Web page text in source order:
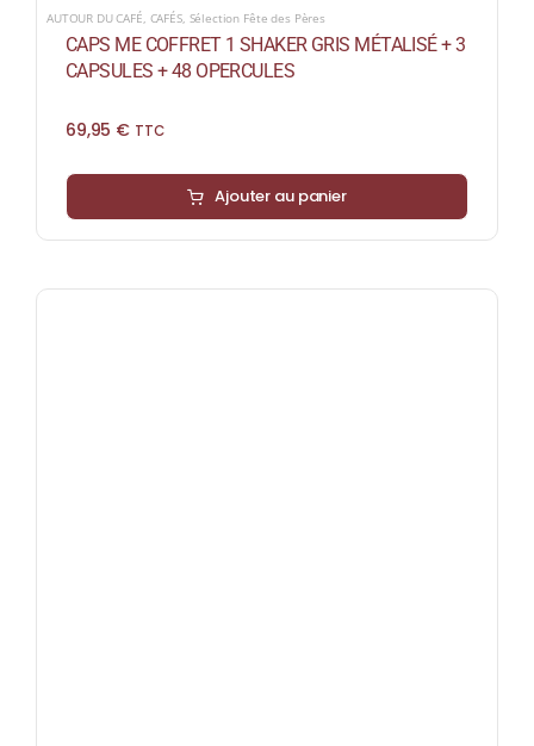
AUTOUR DU CAFÉ, CAFÉS, Sélection Fête des Pères
CAPS ME COFFRET 1 SHAKER GRIS MÉTALISÉ + 3
CAPSULES + 48 OPERCULES
69,95 € TTC
Ajouter au panier